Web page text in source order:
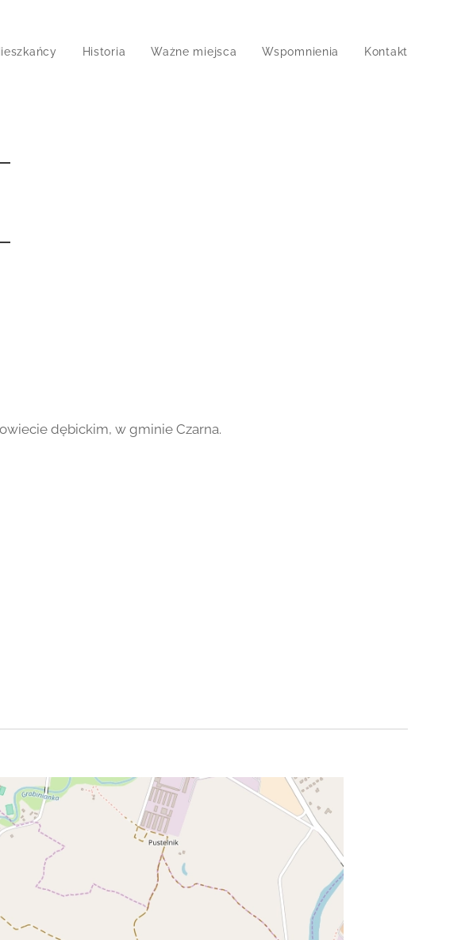
Historia Ważne miejsca Wspomnienia Kontakt
dębickim, w gminie Czarna.